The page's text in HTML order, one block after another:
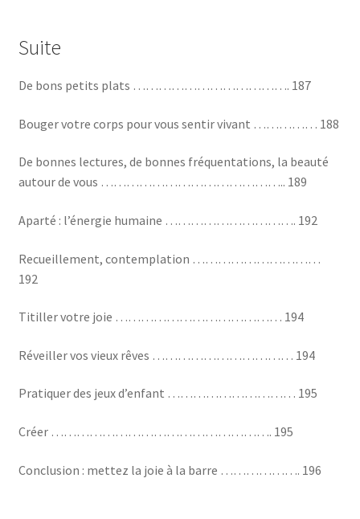
Suite
De bons petits plats ………………………………. 187
Bouger votre corps pour vous sentir vivant …………… 188
De bonnes lectures, de bonnes fréquentations, la beauté
autour de vous …………………………………….. 189
Aparté : l’énergie humaine …………………………. 192
Recueillement, contemplation …………………………
192
Titiller votre joie ………………………………… 194
Réveiller vos vieux rêves …………………………… 194
Pratiquer des jeux d’enfant ………………………… 195
Créer ……………………………………………. 195
Conclusion : mettez la joie à la barre ………………. 196